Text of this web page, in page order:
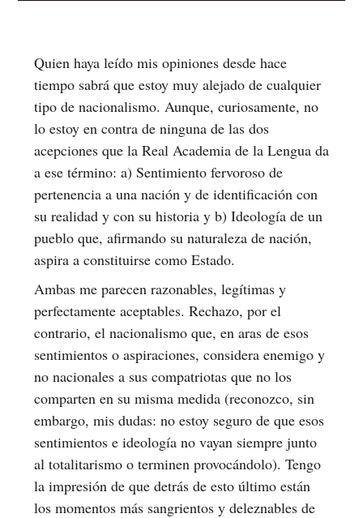
Quien haya leído mis opiniones desde hace
tiempo sabrá que estoy muy alejado de cualquier
tipo de nacionalismo. Aunque, curiosamente, no
lo estoy en contra de ninguna de las dos
acepciones que la Real Academia de la Lengua da
a ese término: a) Sentimiento fervoroso de
pertenencia a una nación y de identificación con
su realidad y con su historia y b) Ideología de un
pueblo que, afirmando su naturaleza de nación,
aspira a constituirse como Estado.
Ambas me parecen razonables, legítimas y
perfectamente aceptables. Rechazo, por el
contrario, el nacionalismo que, en aras de esos
sentimientos o aspiraciones, considera enemigo y
no nacionales a sus compatriotas que no los
comparten en su misma medida (reconozco, sin
embargo, mis dudas: no estoy seguro de que esos
sentimientos e ideología no vayan siempre junto
al totalitarismo o terminen provocándolo). Tengo
la impresión de que detrás de esto último están
los momentos más sangrientos y deleznables de